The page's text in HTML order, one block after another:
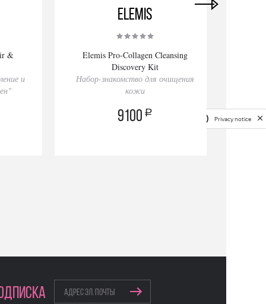
&
и
Elemis
Elemis Pro-Collagen Cleansing
Discovery Kit
Набор-знакомство для очищения
кожи
9100 a
Privacy notice